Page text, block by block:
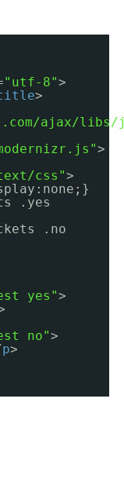
"utf-8">
>
ajax/
>
css">
.yes
.no
yes">
no">
p>